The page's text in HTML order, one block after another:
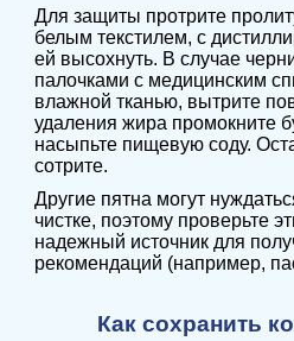
Для защиты протрите
белым текстилем, с
ей высохнуть. В случае
палочками с медицинским
влажной тканью, вытрите
удаления жира промокните
насыпьте пищевую соду.
сотрите.
Другие пятна могут
чистке, поэтому проверьте
надежный источник для
рекомендаций (например,
Как сохранить